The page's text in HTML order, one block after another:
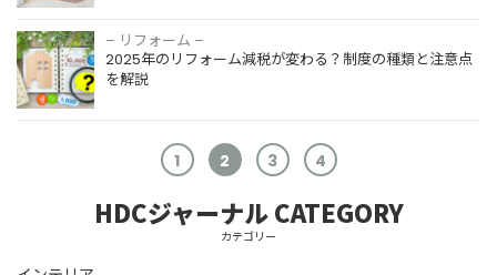
– リフォーム –
2025年のリフォーム減税が変わる？制度の種類と注意点
を解説
1 2 3 4
HDCジャーナル CATEGORY
カテゴリー